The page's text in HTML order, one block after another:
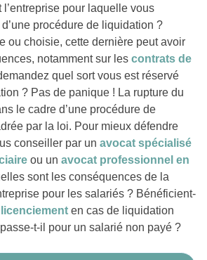
pour laquelle vous
procédure de liquidation ?
ou choisie, cette dernière peut avoir
notamment sur les contrats de
quel sort vous est réservé
? Pas de panique ! La rupture du
le cadre d’une procédure de
par la loi. Pour mieux défendre
conseiller par un avocat spécialisé
ou un avocat professionnel en
sont les conséquences de la
pour les salariés ? Bénéficient-
en cas de liquidation
t-il pour un salarié non payé ?